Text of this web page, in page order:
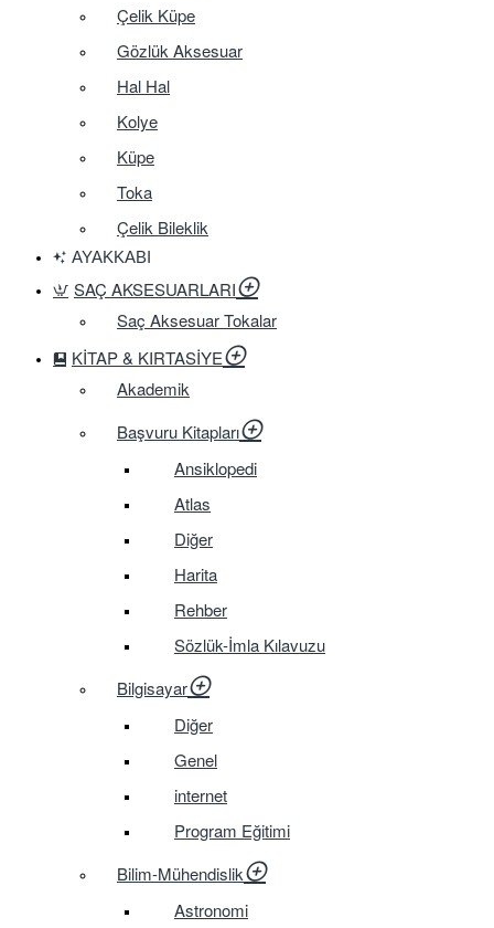
Çelik Küpe
Gözlük Aksesuar
Hal Hal
Kolye
Küpe
Toka
Çelik Bileklik
AYAKKABI
SAÇ AKSESUARLARI
Saç Aksesuar Tokalar
KITAP & KIRTASIYE
Akademik
Başvuru Kitapları
Ansiklopedi
Atlas
Diğer
Harita
Rehber
Sözlük-İmla Kılavuzu
Bilgisayar
Diğer
Genel
internet
Program Eğitimi
Bilim-Mühendislik
Astronomi